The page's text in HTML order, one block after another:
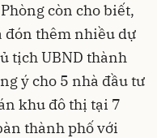
còn cho biết,
đón thêm nhiều dự
tịch UBND thành
ý cho 5 nhà đầu tư
khu đô thị tại 7
thành phố với